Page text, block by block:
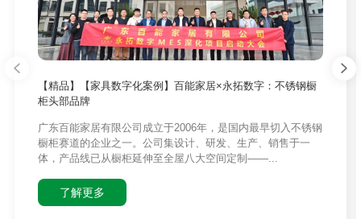
【精品】【家具数字化案例】百能家居×永拓数字：不锈钢橱
柜头部品牌
广东百能家居有限公司成立于2006年，是国内最早切入不锈钢
橱柜赛道的企业之一。公司集设计、研发、生产、销售于一
体，产品线已从橱柜延伸至全屋八大空间定制——...
了解更多